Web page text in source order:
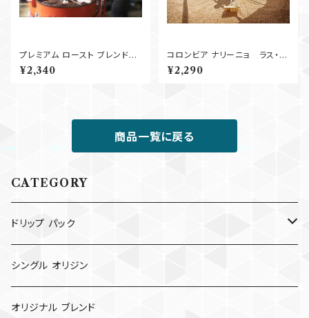
プレミアム ロースト ブレンド
250g
¥2,340
コロンビア ナリーニョ ラス・ペ
¥2,290
商品一覧に戻る
CATEGORY
ドリップ パック
ドリップ パック
コールド ブリュー パック
シングル オリジン
オリジナル ブレンド